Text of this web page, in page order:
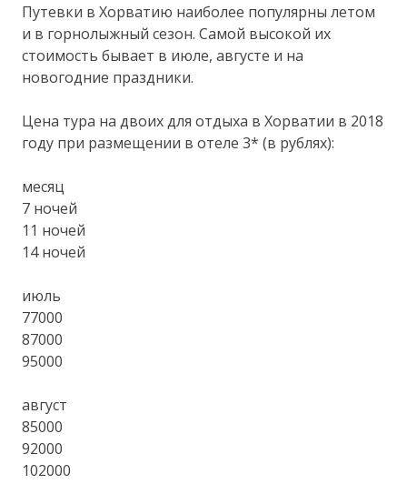
Путевки в Хорватию наиболее популярны летом
и в горнолыжный сезон. Самой высокой их
стоимость бывает в июле, августе и на
новогодние праздники.
Цена тура на двоих для отдыха в Хорватии в 2018
году при размещении в отеле 3* (в рублях):
месяц
7 ночей
11 ночей
14 ночей
июль
77000
87000
95000
август
85000
92000
102000